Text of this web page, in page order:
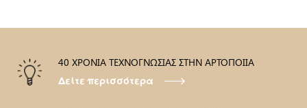
40 ΧΡΟΝΙΑ ΤΕΧΝΟΓΝΩΣΙΑΣ ΣΤΗΝ ΑΡΤΟΠΟΙΙΑ
Δείτε περισσότερα